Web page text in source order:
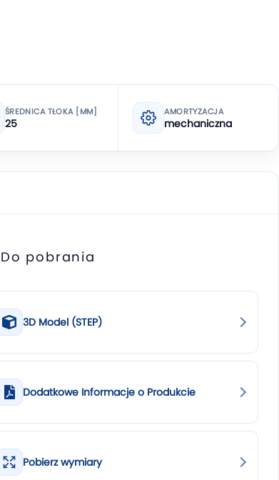
ŚREDNICA TŁOKA [MM]
25
AMORTYZACJA
mechaniczna
Do pobrania
3D Model (STEP)
Dodatkowe Informacje o Produkcie
Pobierz wymiary